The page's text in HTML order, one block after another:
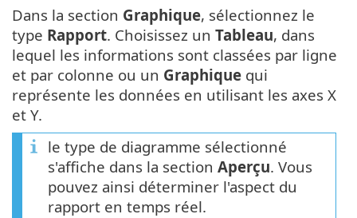
Dans la section Graphique, sélectionnez le
type Rapport. Choisissez un Tableau, dans
lequel les informations sont classées par ligne
et par colonne ou un Graphique qui
représente les données en utilisant les axes X
et Y.
le type de diagramme sélectionné
s'affiche dans la section Aperçu. Vous
pouvez ainsi déterminer l'aspect du
rapport en temps réel.